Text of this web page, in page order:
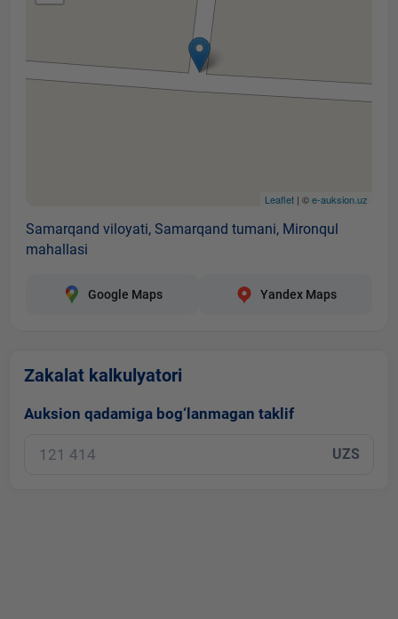
Leaflet | ©e-auksion.uz
Samarqand viloyati, Samarqand tumani, Mironqul
mahallasi
Google Maps Yandex Maps
Zakalat kalkulyatori
Auksion qadamiga bog‘lanmagan taklif
UZS